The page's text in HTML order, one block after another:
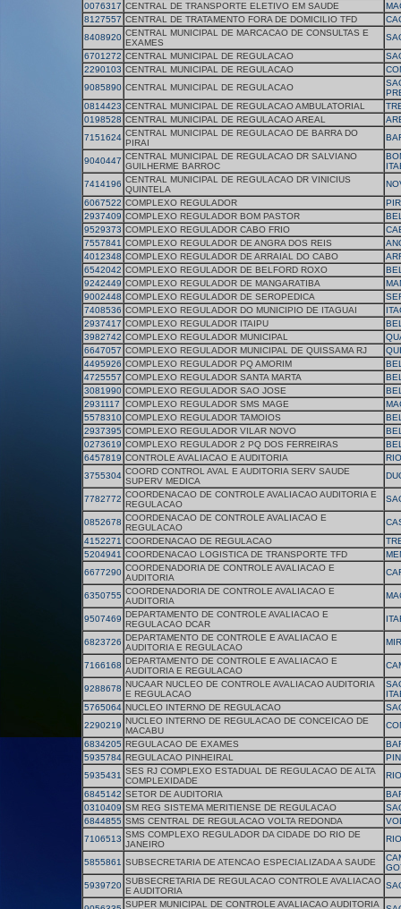
0076317 CENTRAL DE TRANSPORTE ELETIVO EM SAUDE
8127557 CENTRAL DE TRATAMENTO FORA DE DOMICILIO TFD
8408920 CENTRAL MUNICIPAL DE MARCACAO DE CONSULTAS E
EXAMES
6701272 CENTRAL MUNICIPAL DE REGULACAO
2290103 CENTRAL MUNICIPAL DE REGULACAO
9085890 CENTRAL MUNICIPAL DE REGULACAO
0814423 CENTRAL MUNICIPAL DE REGULACAO AMBULATORIAL
0198528 CENTRAL MUNICIPAL DE REGULACAO AREAL
7151624 CENTRAL MUNICIPAL DE REGULACAO DE BARRA DO
PIRAI
9040447 CENTRAL MUNICIPAL DE REGULACAO DR SALVIANO
GUILHERME BARROC
7414196 CENTRAL MUNICIPAL DE REGULACAO DR VINICIUS
QUINTELA
6067522 COMPLEXO REGULADOR
2937409 COMPLEXO REGULADOR BOM PASTOR
9529373 COMPLEXO REGULADOR CABO FRIO
7557841 COMPLEXO REGULADOR DE ANGRA DOS REIS
4012348 COMPLEXO REGULADOR DE ARRAIAL DO CABO
6542042 COMPLEXO REGULADOR DE BELFORD ROXO
9242449 COMPLEXO REGULADOR DE MANGARATIBA
9002448 COMPLEXO REGULADOR DE SEROPEDICA
7408536 COMPLEXO REGULADOR DO MUNICIPIO DE ITAGUAI
2937417 COMPLEXO REGULADOR ITAIPU
3982742 COMPLEXO REGULADOR MUNICIPAL
6647057 COMPLEXO REGULADOR MUNICIPAL DE QUISSAMA RJ
4495926 COMPLEXO REGULADOR PQ AMORIM
4725557 COMPLEXO REGULADOR SANTA MARTA
3081990 COMPLEXO REGULADOR SAO JOSE
2931117
COMPLEXO REGULADOR SMS MAGE
5578310 COMPLEXO REGULADOR TAMOIOS
2937395 COMPLEXO REGULADOR VILAR NOVO
0273619 COMPLEXO REGULADOR 2 PQ DOS FERREIRAS
6457819 CONTROLE AVALIACAO E AUDITORIA
3755304 COORD CONTROL AVAL E AUDITORIA SERV SAUDE
SUPERV MEDICA
7782772 COORDENACAO DE CONTROLE AVALIACAO AUDITORIA E
REGULACAO
0852678 COORDENACAO DE CONTROLE AVALIACAO E
REGULACAO
4152271 COORDENACAO DE REGULACAO
5204941 COORDENACAO LOGISTICA DE TRANSPORTE TFD
6677290 COORDENADORIA DE CONTROLE AVALIACAO E
AUDITORIA
6350755 COORDENADORIA DE CONTROLE AVALIACAO E
AUDITORIA
9507469 DEPARTAMENTO DE CONTROLE AVALIACAO E
REGULACAO DCAR
6823726 DEPARTAMENTO DE CONTROLE E AVALIACAO E
AUDITORIA E REGULACAO
7166168 DEPARTAMENTO DE CONTROLE E AVALIACAO E
AUDITORIA E REGULACAO
9288678 NUCAAR NUCLEO DE CONTROLE AVALIACAO AUDITORIA
E REGULACAO
5765064 NUCLEO INTERNO DE REGULACAO
2290219 NUCLEO INTERNO DE REGULACAO DE CONCEICAO DE
MACABU
6834205 REGULACAO DE EXAMES
5935784 REGULACAO PINHEIRAL
5935431 SES RJ COMPLEXO ESTADUAL DE REGULACAO DE ALTA
COMPLEXIDADE
6845142 SETOR DE AUDITORIA
0310409 SM REG SISTEMA MERITIENSE DE REGULACAO
6844855 SMS CENTRAL DE REGULACAO VOLTA REDONDA
7106513 SMS COMPLEXO REGULADOR DA CIDADE DO RIO DE
JANEIRO
5855861 SUBSECRETARIA DE ATENCAO ESPECIALIZADA A SAUDE
5939720 SUBSECRETARIA DE REGULACAO CONTROLE AVALIACAO
E AUDITORIA
SUPER MUNICIPAL DE CONTROLE AVALIACAO AUDITORIA